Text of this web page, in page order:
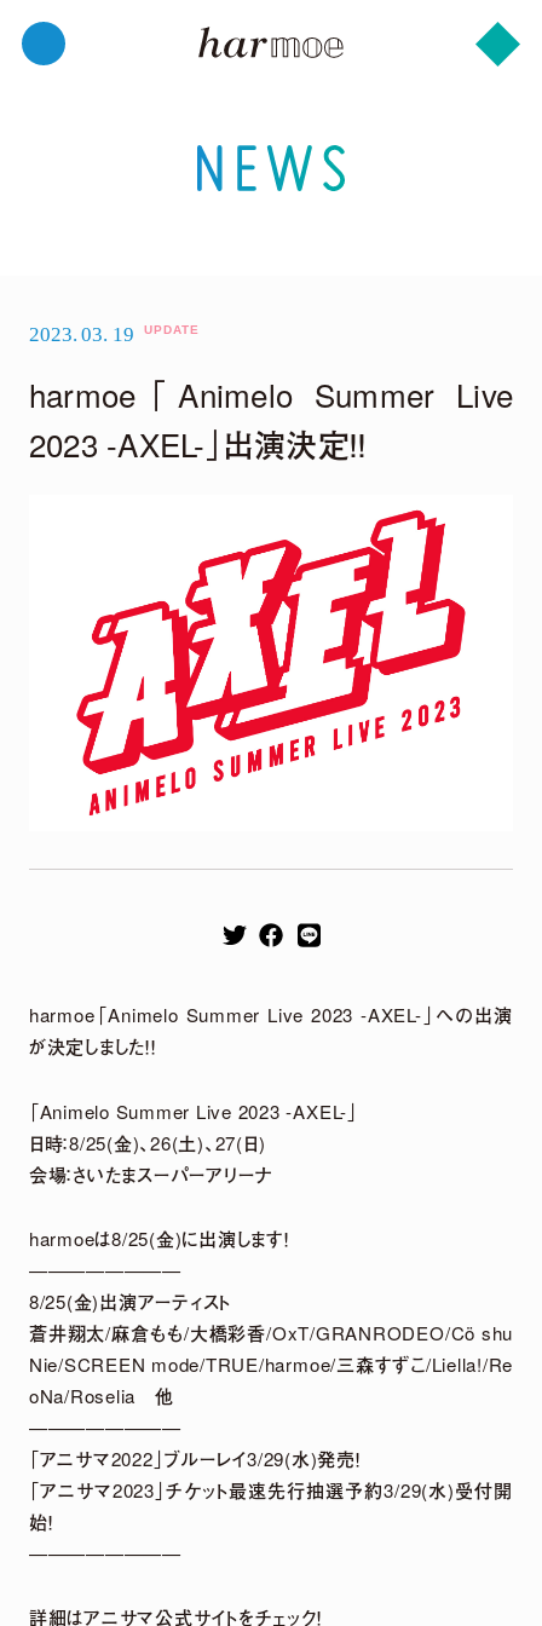
Remix EP
It's a parallel world
M3.「QUEEN」(TORIENA Remix）
M4.「HyperLoveSong」（KOTONOHOUSE Remix）
DETAIL
5th Anniversary LIVE「harmoe Ranking!!」
＆ canvas session 〜5th Anniversary
Special〜 グッズ事後通販 決定！
2023. 03. 19
harmoe「Animelo Summer Live
2023 -AXEL-」出演決定！！
harmoe「Animelo Summer Live 2023 -AXEL-」への出演
が決定しました！！
「Animelo Summer Live 2023 -AXEL-」
日時：8/25(金)、26(土)、27(日)
会場：さいたまスーパーアリーナ
harmoeは8/25(金)に出演します！
————————
8/25(金)出演アーティスト
蒼井翔太/麻倉もも/大橋彩香/OxT/GRANRODEO/Cö shu
Nie/SCREEN mode/TRUE/harmoe/三森すずこ/Liella!/Re
oNa/Roselia 他
————————
「アニサマ2022」ブルーレイ3/29(水)発売！
「アニサマ2023」チケット最速先行抽選予約3/29(水)受付開
始！
————————
詳細はアニサマ公式サイトをチェック！